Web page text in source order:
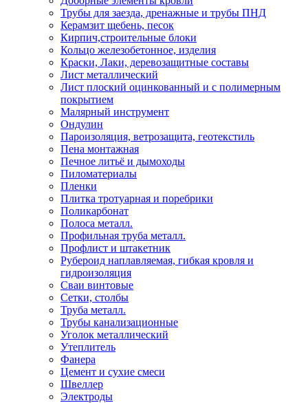
Трубы для заезда, дренажные и трубы ПНД
Керамзит щебень, песок
Кирпич,строительные блоки
Кольцо железобетонное, изделия
Краски, Лаки, деревозащитные составы
Лист металлический
Лист плоский оцинкованный и с полимерным
покрытием
Малярный инструмент
Ондулин
Пароизоляция, ветрозащита, геотекстиль
Пена монтажная
Печное литьё и дымоходы
Пиломатериалы
Пленки
Плитка тротуарная и поребрики
Поликарбонат
Полоса металл.
Профильная труба металл.
Профлист и штакетник
Рубероид наплавляемая, гибкая кровля и
гидроизоляция
Сваи винтовые
Сетки, столбы
Труба металл.
Трубы канализационные
Уголок металлический
Утеплитель
Фанера
Цемент и сухие смеси
Швеллер
Электроды